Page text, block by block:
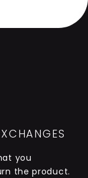
you
the product.